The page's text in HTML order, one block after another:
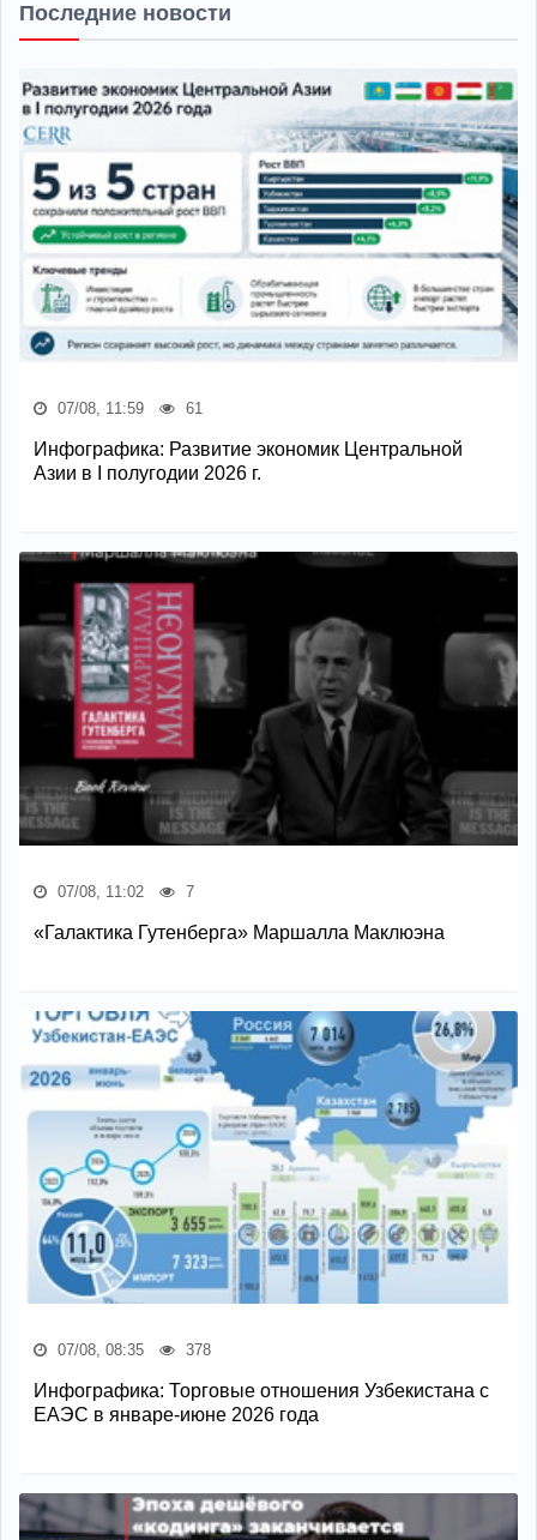
Последние новости
07/08, 11:59 61
Инфографика: Развитие экономик Центральной
Азии в I полугодии 2026 г.
07/08, 11:02 7
«Галактика Гутенберга» Маршалла Маклюэна
07/08, 08:35 378
Инфографика: Торговые отношения Узбекистана с
ЕАЭС в январе-июне 2026 года